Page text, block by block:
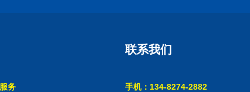
务
联系我们
手机：134-8274-2882